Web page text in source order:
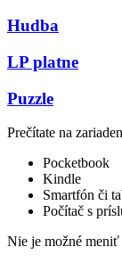
Hudba
LP platne
Puzzle
Prečítate na
Pocketbook
Kindle
Smartfón či
Počítač s
Nie je možné